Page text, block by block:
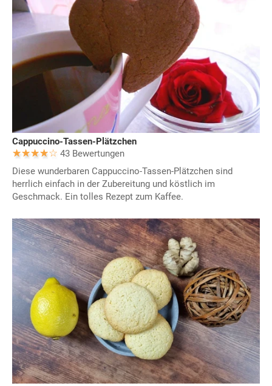
Cappuccino-Tassen-Plätzchen
43 Bewertungen
Diese wunderbaren Cappuccino-Tassen-Plätzchen sind
herrlich einfach in der Zubereitung und köstlich im
Geschmack. Ein tolles Rezept zum Kaffee.